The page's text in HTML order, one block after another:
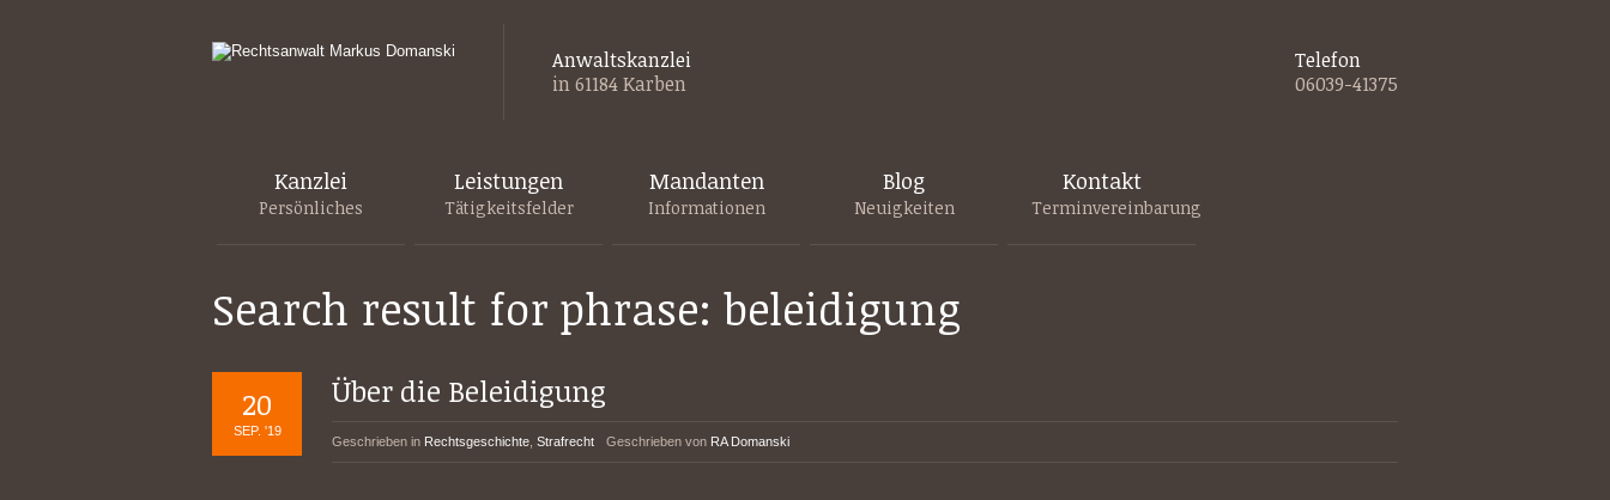
Anwaltskanzlei
in 61184 Karben
Telefon
06039-41375
Kanzlei
Persönliches
Leistungen
Tätigkeitsfelder
Mandanten
Informationen
Blog
Neuigkeiten
Kontakt
Terminvereinbarung
Search result for phrase: beleidigung
20
SEP. '19
Über die Beleidigung
Geschrieben in Rechtsgeschichte Strafrecht Geschrieben von RA Domanski